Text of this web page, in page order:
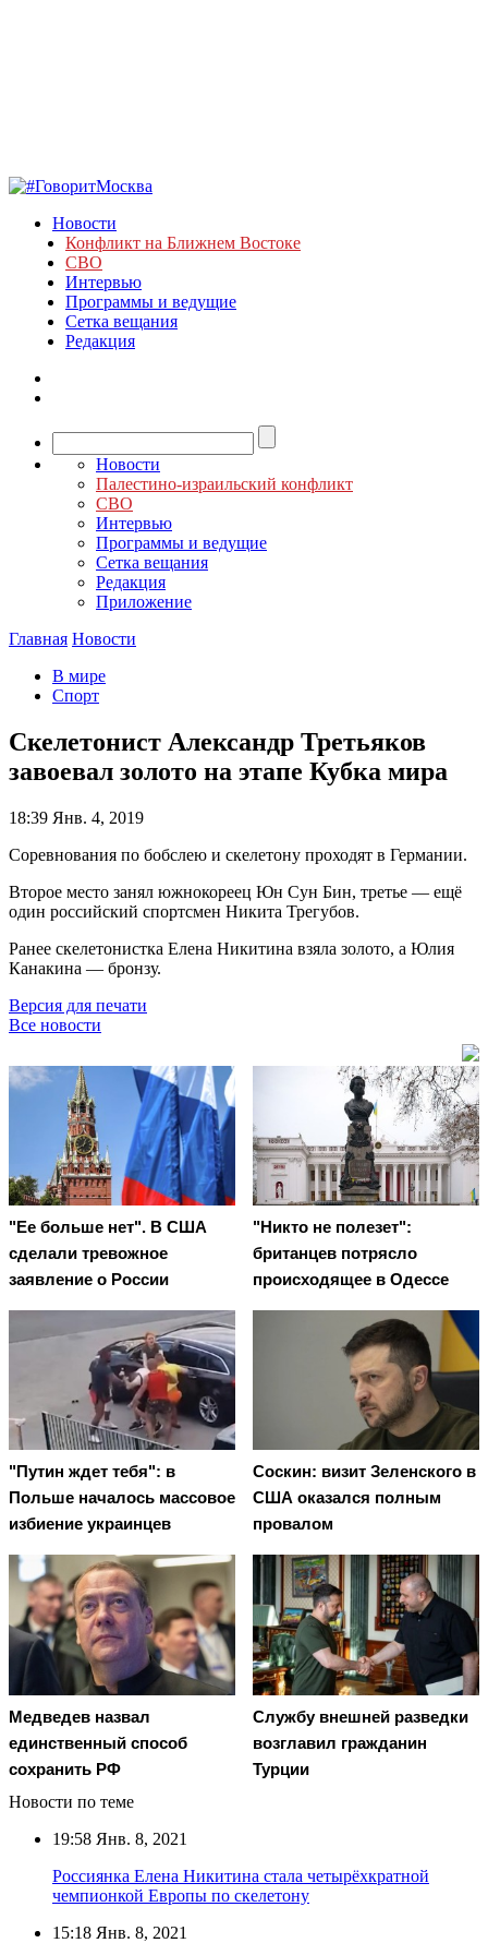
Новости
Конфликт на Ближнем Востоке
СВО
Интервью
Программы и ведущие
Сетка вещания
Редакция
Новости
Палестино-израильский конфликт
СВО
Интервью
Программы и ведущие
Сетка вещания
Редакция
Приложение
Главная Новости
В мире
Спорт
Скелетонист Александр Третьяков
завоевал золото на этапе Кубка мира
18:39 Янв. 4, 2019
Соревнования по бобслею и скелетону проходят в Германии.
Второе место занял южнокореец Юн Сун Бин, третье — ещё
один российский спортсмен Никита Трегубов.
Ранее скелетонистка Елена Никитина взяла золото, а Юлия
Канакина — бронзу.
Версия для печати
Все новости
"Ее больше нет". В США
сделали тревожное
заявление о России
"Никто не полезет":
британцев потрясло
происходящее в Одессе
"Путин ждет тебя": в
Польше началось массовое
избиение украинцев
Соскин: визит Зеленского в
США оказался полным
провалом
Медведев назвал
единственный способ
сохранить РФ
Службу внешней разведки
возглавил гражданин
Турции
Новости по теме
19:58 Янв. 8, 2021
Россиянка Елена Никитина стала четырёхкратной
чемпионкой Европы по скелетону
15:18 Янв. 8, 2021